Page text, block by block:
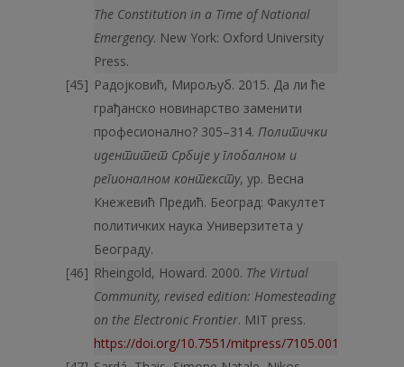
The Constitution in a Time of National
Emergency. New York: Oxford University
Press.
Радојковић, Мирољуб. 2015. Да ли ће
грађанско новинарство заменити
професионално? 305–314. Политички
идентитет Србије у глобалном и
регионалном контексту, ур. Весна
Кнежевић Предић. Београд: Факултет
политичких наука Универзитета у
Београду.
Rheingold, Howard. 2000. The Virtual
Community, revised edition: Homesteading
on the Electronic Frontier. MIT press.
https://doi.org/10.7551/mitpress/7105.001.0001